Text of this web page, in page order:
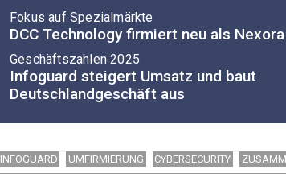
Fokus auf Spezialmärkte
DCC Technology firmiert neu als Nexora
Geschäftszahlen 2025
Infoguard steigert Umsatz und baut
Deutschlandgeschäft aus
INFOGUARD UMFIRMIERUNG CYBERSECURITY